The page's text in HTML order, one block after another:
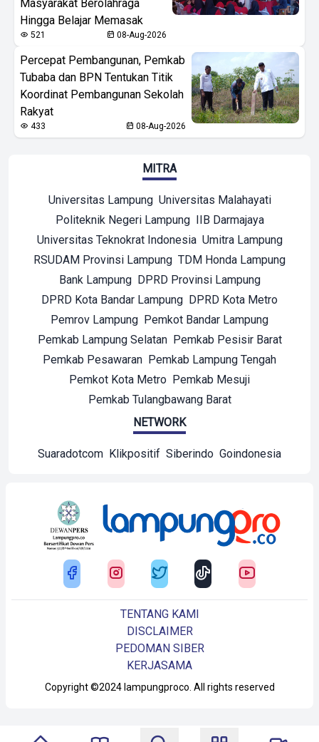
Masyarakat Berolahraga
Hingga Belajar Memasak
521 08-Aug-2026
Percepat Pembangunan, Pemkab
Tubaba dan BPN Tentukan Titik
Koordinat Pembangunan Sekolah
Rakyat
433 08-Aug-2026
MITRA
Universitas Lampung Universitas Malahayati
Politeknik Negeri Lampung
IIB Darmajaya
Universitas Teknokrat Indonesia Umitra Lampung
RSUDAM Provinsi Lampung TDM Honda Lampung
Bank Lampung
DPRD Provinsi Lampung
DPRD Kota Bandar Lampung DPRD Kota Metro
Pemrov Lampung Pemkot Bandar Lampung
Pemkab Lampung Selatan
Pemkab Pesisir Barat
Pemkab Pesawaran Pemkab Lampung Tengah
Pemkot Kota Metro Pemkab Mesuji
Pemkab Tulangbawang Barat
NETWORK
Suaradotcom Klikpositif Siberindo Goindonesia
Copyright ©2024 lampungproco. All rights reserved
TENTANG KAMI
DISCLAIMER
PEDOMAN SIBER
KERJASAMA